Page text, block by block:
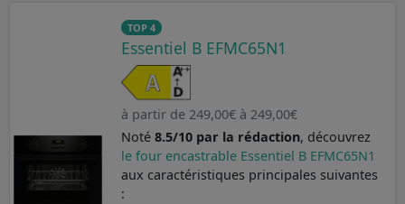
TOP 4
Essentiel B EFMC65N1
à partir de 249,00€ à 249,00€
Noté 8.5/10 par la rédaction, découvrez
le four encastrable Essentiel B EFMC65N1
aux caractéristiques principales suivantes
: